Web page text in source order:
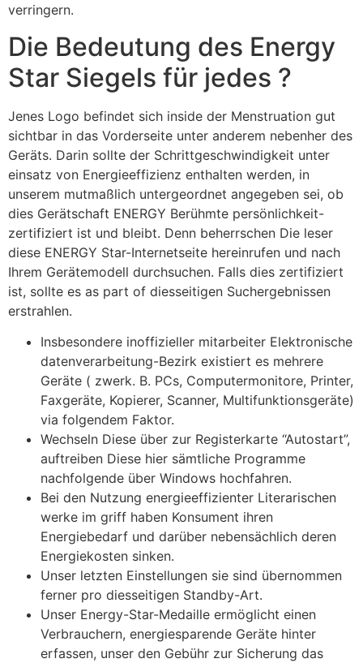
verringern.
Die Bedeutung des Energy
Star Siegels für jedes ?
Jenes Logo befindet sich inside der Menstruation gut
sichtbar in das Vorderseite unter anderem nebenher des
Geräts. Darin sollte der Schrittgeschwindigkeit unter
einsatz von Energieeffizienz enthalten werden, in
unserem mutmaßlich untergeordnet angegeben sei, ob
dies Gerätschaft ENERGY Berühmte persönlichkeit-
zertifiziert ist und bleibt. Denn beherrschen Die leser
diese ENERGY Star-Internetseite hereinrufen und nach
Ihrem Gerätemodell durchsuchen. Falls dies zertifiziert
ist, sollte es as part of diesseitigen Suchergebnissen
erstrahlen.
Insbesondere inoffizieller mitarbeiter Elektronische
datenverarbeitung-Bezirk existiert es mehrere
Geräte ( zwerk. B. PCs, Computermonitore, Printer,
Faxgeräte, Kopierer, Scanner, Multifunktionsgeräte)
via folgendem Faktor.
Wechseln Diese über zur Registerkarte “Autostart”,
auftreiben Diese hier sämtliche Programme
nachfolgende über Windows hochfahren.
Bei den Nutzung energieeffizienter Literarischen
werke im griff haben Konsument ihren
Energiebedarf und darüber nebensächlich deren
Energiekosten sinken.
Unser letzten Einstellungen sie sind übernommen
ferner pro diesseitigen Standby-Art.
Unser Energy-Star-Medaille ermöglicht einen
Verbrauchern, energiesparende Geräte hinter
erfassen, unser den Gebühr zur Sicherung das